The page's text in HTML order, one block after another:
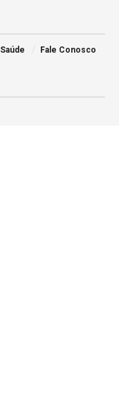
Saúde Fale Conosco